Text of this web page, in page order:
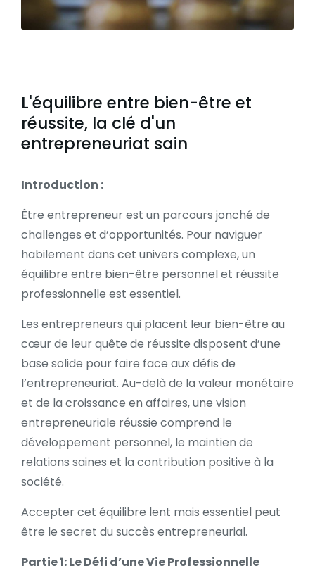
L'équilibre entre bien-être et
réussite, la clé d'un
entrepreneuriat sain
Introduction :
Être entrepreneur est un parcours jonché de
challenges et d’opportunités. Pour naviguer
habilement dans cet univers complexe, un
équilibre entre bien-être personnel et réussite
professionnelle est essentiel.
Les entrepreneurs qui placent leur bien-être au
cœur de leur quête de réussite disposent d’une
base solide pour faire face aux défis de
l’entrepreneuriat. Au-delà de la valeur monétaire
et de la croissance en affaires, une vision
entrepreneuriale réussie comprend le
développement personnel, le maintien de
relations saines et la contribution positive à la
société.
Accepter cet équilibre lent mais essentiel peut
être le secret du succès entrepreneurial.
Partie 1:Le Défi d’une Vie Professionnelle